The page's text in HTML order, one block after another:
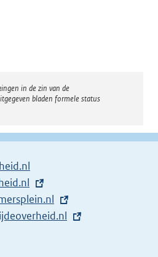
in de zin van de
bladen formele status